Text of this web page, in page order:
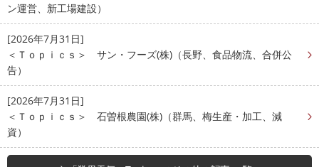
ン運営、新工場建設）
[2026年7月31日]
＜Ｔｏｐｉｃｓ＞ サン・フーズ(株)（長野、食品物流、合併公
告）
[2026年7月31日]
＜Ｔｏｐｉｃｓ＞ 石曽根農園(株)（群馬、梅生産・加工、減
資）